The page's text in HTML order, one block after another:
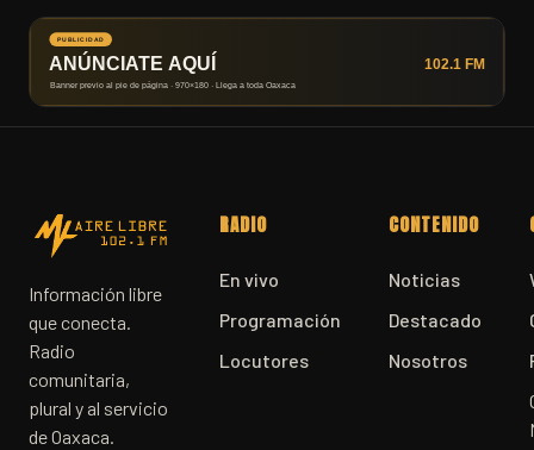
Información libre
que conecta.
Radio
comunitaria,
plural y al servicio
de Oaxaca.
RADIO
En vivo
Programación
Locutores
CONTENIDO
Noticias
Destacado
Nosotros